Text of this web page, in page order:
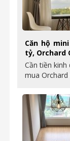
Căn hộ
tỷ, Orchard
Cần tiền kinh
mua